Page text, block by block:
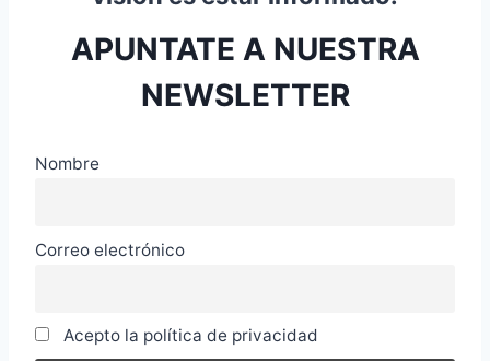
APUNTATE A NUESTRA
NEWSLETTER
Nombre
Correo electrónico
Acepto la política de privacidad